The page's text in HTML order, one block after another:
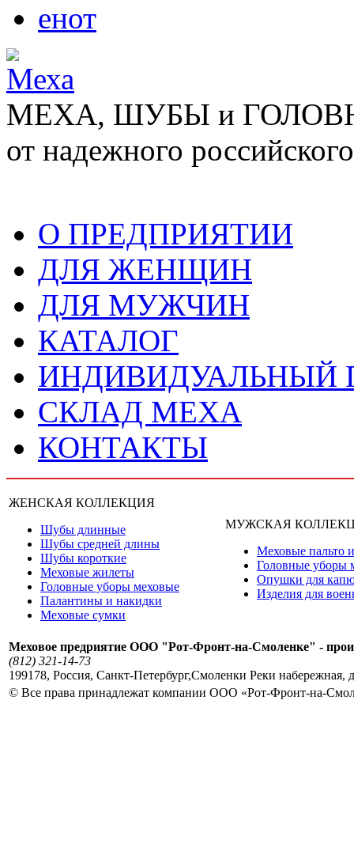
енот
МЕХА, ШУБЫ и
от надежного
О ПРЕДПРИЯТИИ
ДЛЯ ЖЕНЩИН
ДЛЯ МУЖЧИН
КАТАЛОГ
ИНДИВИДУАЛЬНЫЙ
СКЛАД МЕХА
КОНТАКТЫ
ЖЕНСКАЯ КОЛЛЕКЦИЯ
Шубы длинные
Шубы средней длины
Шубы короткие
Меховые жилеты
Головные уборы меховые
Палантины и накидки
Меховые сумки
МУЖСКАЯ
Меховые пальто
Головные уборы
Опушки для
Изделия для
Меховое предриятие ООО "Рот-Фронт-на-Смоленке" -
(812) 321-14-73
199178, Россия, Санкт-Петербург,Смоленки Реки набережная,
© Все права принадлежат компании ООО «Рот-Фронт-на-